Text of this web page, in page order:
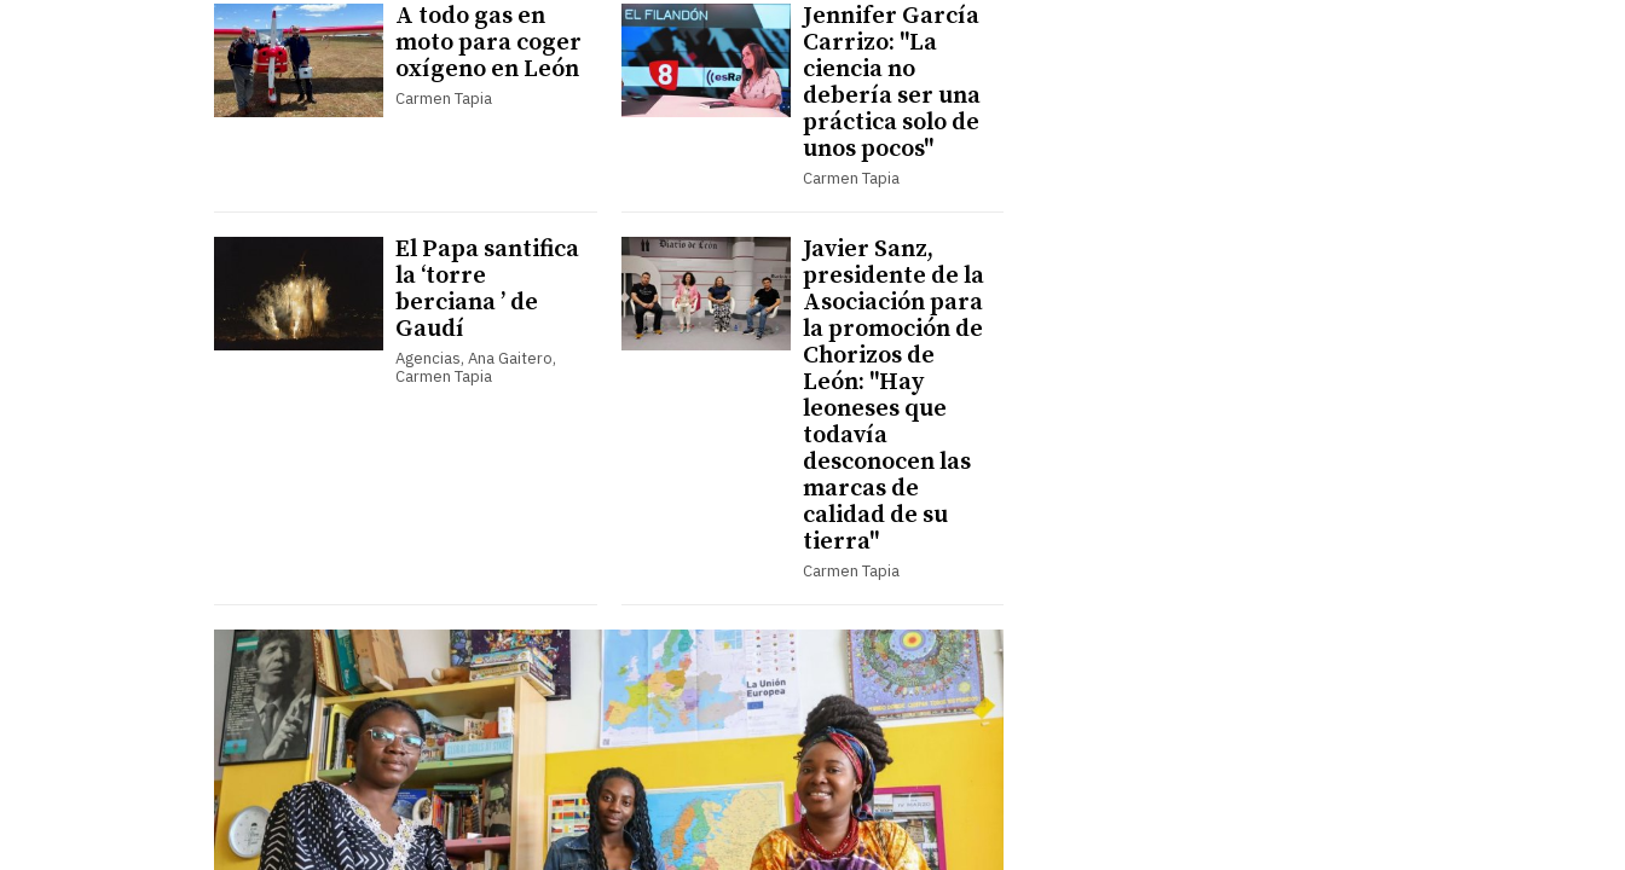
A todo gas en
moto para coger
oxígeno en León
Carmen Tapia
Jennifer García
Carrizo: "La
ciencia no
debería ser una
práctica solo de
unos pocos"
Carmen Tapia
El Papa santifica
la ‘torre
berciana ’ de
Gaudí
Agencias, Ana Gaitero,
Carmen Tapia
Javier Sanz,
presidente de la
Asociación para
la promoción de
Chorizos de
León: "Hay
leoneses que
todavía
desconocen las
marcas de
calidad de su
tierra"
Carmen Tapia